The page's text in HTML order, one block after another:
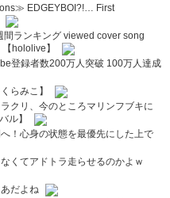
EDGEYBOI?!… First
間ランキング viewed cover song
hololive】
登録者数200万人突破 100万人達成
らみこ】
クリ、今のところマリンフブキに
ル】
！心身の状態を最優先にした上で
くてアドトラ走らせるのかよｗ
だよね